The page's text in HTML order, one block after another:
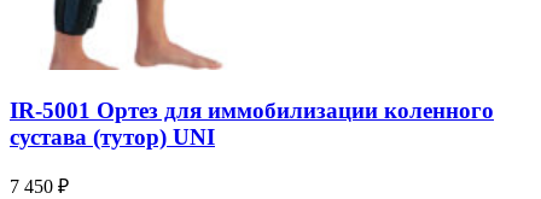
IR-5001 Ортез для иммобилизации коленного
сустава (тутор) UNI
7 450 ₽